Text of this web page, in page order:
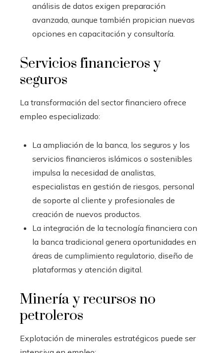
análisis de datos exigen preparación
avanzada, aunque también propician nuevas
opciones en capacitación y consultoría.
Servicios financieros y
seguros
La transformación del sector financiero ofrece
empleo especializado:
La ampliación de la banca, los seguros y los
servicios financieros islámicos o sostenibles
impulsa la necesidad de analistas,
especialistas en gestión de riesgos, personal
de soporte al cliente y profesionales de
creación de nuevos productos.
La integración de la tecnología financiera con
la banca tradicional genera oportunidades en
áreas de cumplimiento regulatorio, diseño de
plataformas y atención digital.
Minería y recursos no
petroleros
Explotación de minerales estratégicos puede ser